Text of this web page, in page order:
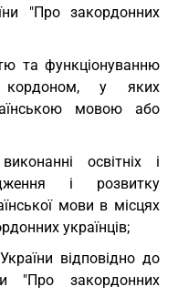
"Про закордонних
та функціонуванню
кордоном, у яких
мовою або
освітніх і
і розвитку
мови в місцях
українців;
відповідно до
"Про закордонних